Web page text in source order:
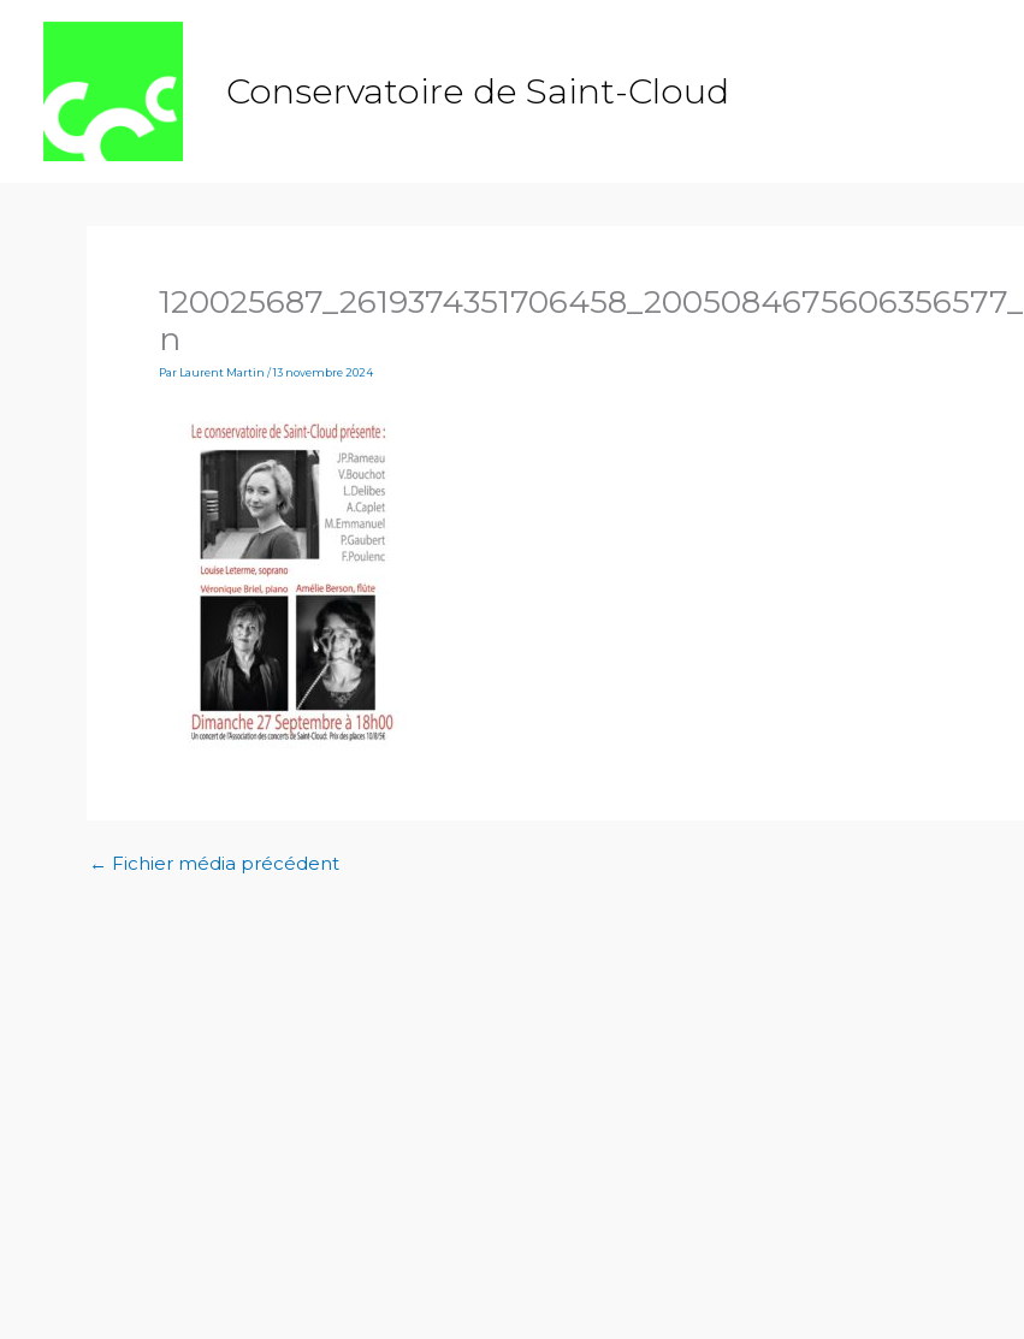
Conservatoire de Saint-Cloud
120025687_2619374351706458_2005084675606356577_
n
Par Laurent Martin/13 novembre 2024
← Fichier média précédent